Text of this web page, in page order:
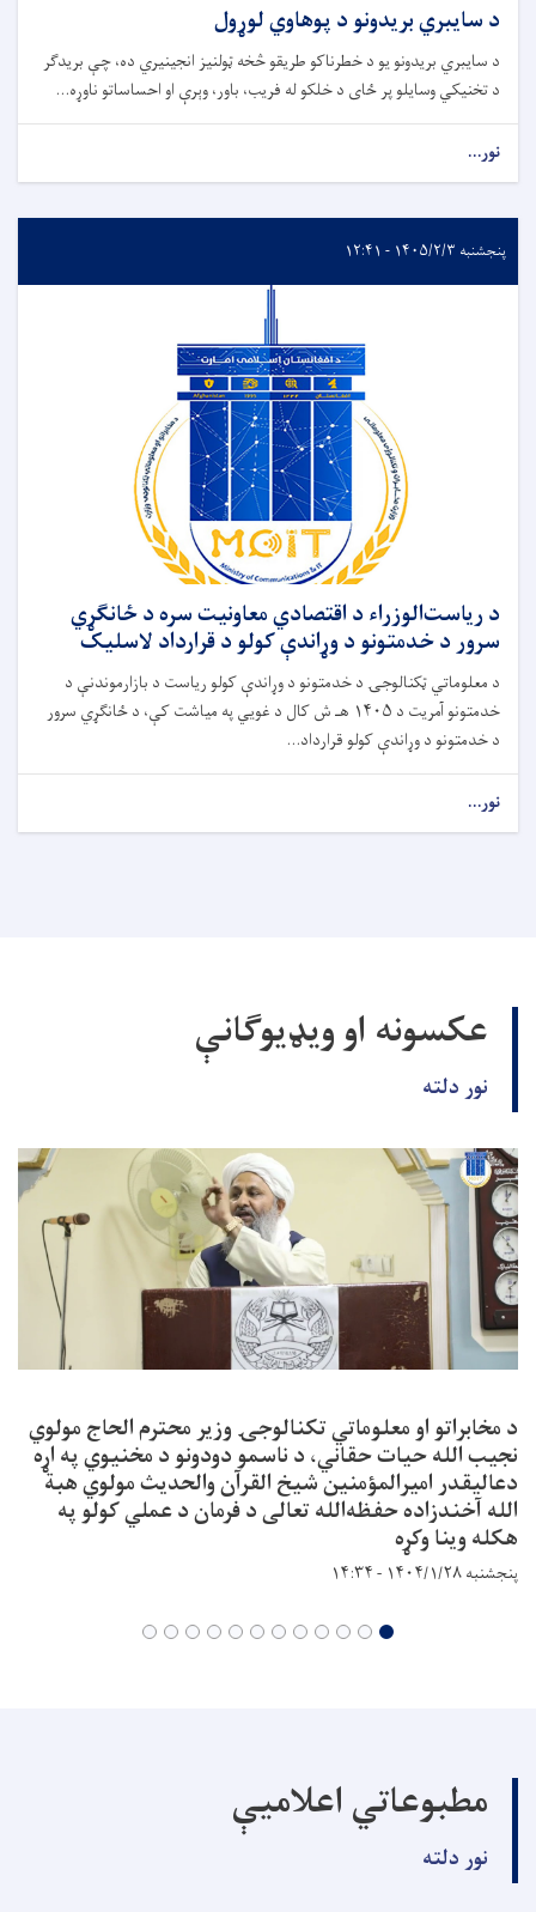
د سایبري بریدونو د پوهاوي لوړول
د سایبري بریدونو یو د خطرناکو طریقو څخه ټولنیز انجینیري ده، چې بریدګر
د تخنیکي وسایلو پر ځای د خلکو له فریب، باور، وېرې او احساساتو ناوړه...
نور...
پنجشنبه ۱۴۰۵/۲/۳ - ۱۲:۴۱
د ریاست‌الوزراء د اقتصادي معاونیت سره د ځانګړي
سرور د خدمتونو د وړاندې کولو د قرارداد لاسلیک
د معلوماتي ټکنالوجۍ د خدمتونو د وړاندې کولو ریاست د بازارموندنې د
خدمتونو آمریت د ۱۴۰۵ هـ ش کال د غویي په میاشت کې، د ځانګړي سرور
د خدمتونو د وړاندې کولو قرارداد...
نور...
عکسونه او ویډیوګانې
نور دلته
د مخابراتو او معلوماتي تکنالوجۍ وزیر محترم الحاج مولوي
نجیب الله حیات حقاني، د ناسمو دودونو د مخنیوي په اړه
دعاليقدر امیرالمؤمنین شیخ القرآن والحدیث مولوي هبة
الله آخندزاده حفظه‌الله تعالی د فرمان د عملي کولو په
هکله وینا وکړه
پنجشنبه ۱۴۰۴/۱/۲۸ - ۱۴:۳۴
مطبوعاتي اعلامیې
نور دلته